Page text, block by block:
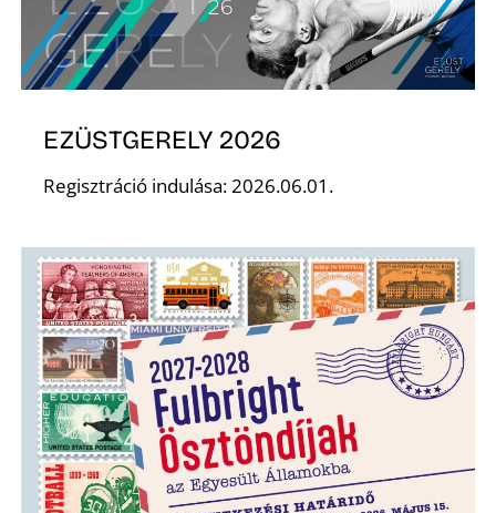
EZÜSTGERELY 2026
Regisztráció indulása: 2026.06.01.